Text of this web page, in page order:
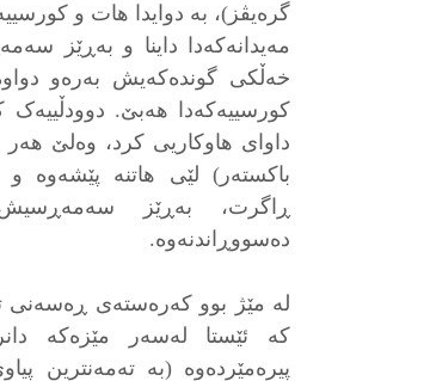
گرەیڤز)، بە دوایدا هات و
مەیدانەکەدا داینا و بەڕێز
خەڵكی گوندەكەیش بەرەو
کورسییەکەدا هەبێ.
داوای هاوکاریی کرد، وەلێ
باکستەر) لێی هاتنە پێشەوە
ڕاگرت، بەڕێز
دەسووڕاندنەوە.
لە مێژ بوو کەرەستەی ڕەسەنی
کە ئێستا لەسەر مێزەکە
پیرەمێردەوە (بە تەمەنترین